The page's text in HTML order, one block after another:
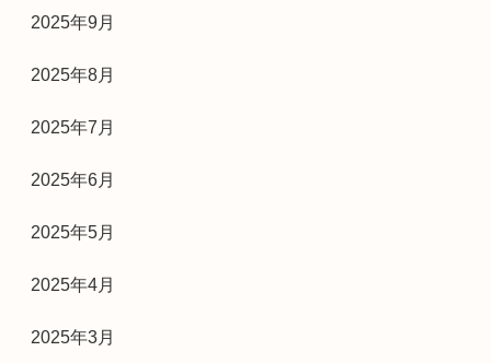
2025年9月
2025年8月
2025年7月
2025年6月
2025年5月
2025年4月
2025年3月